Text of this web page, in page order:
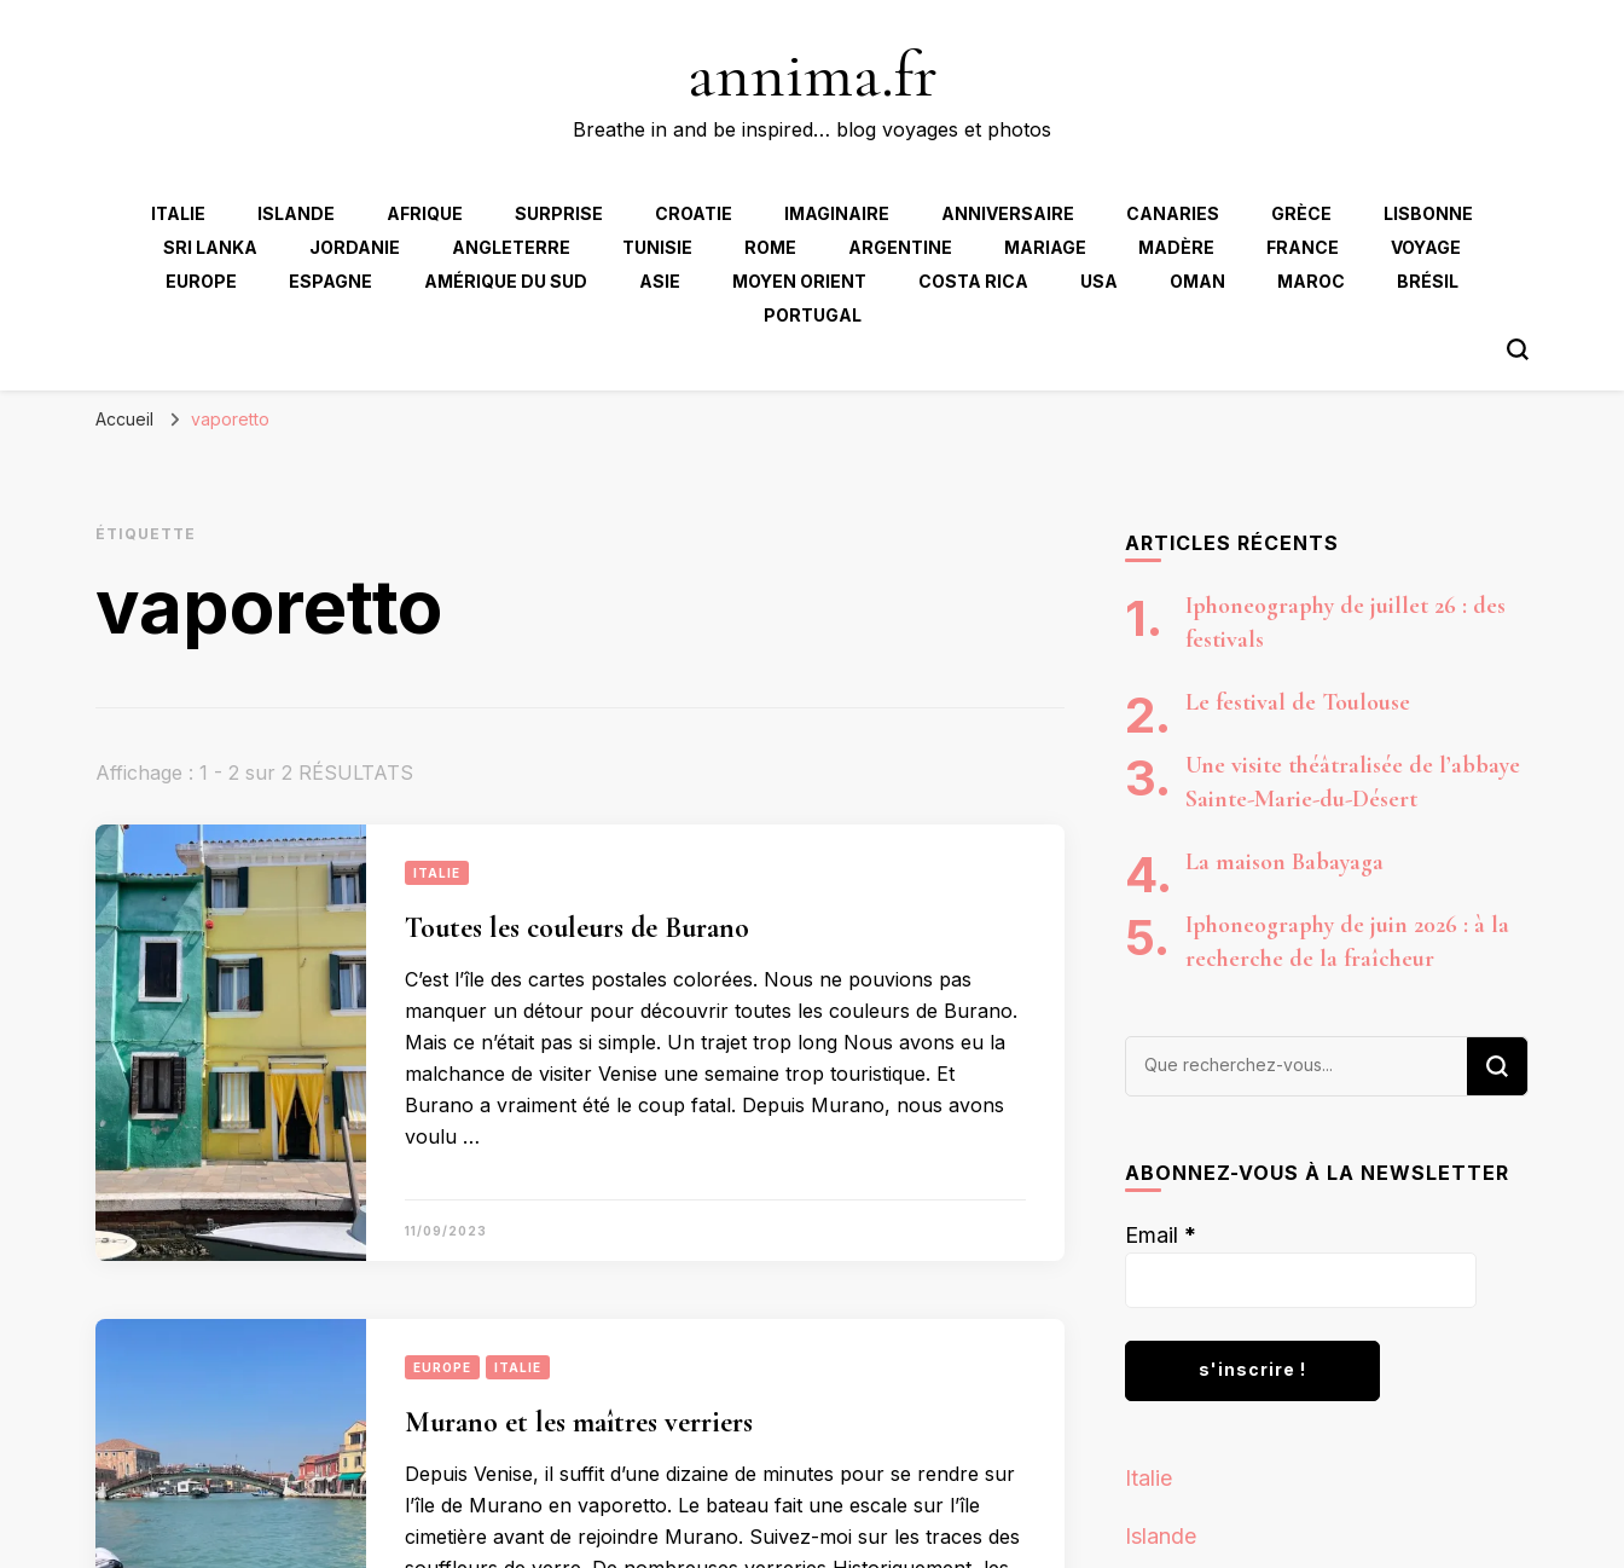
annima.fr
Breathe in and be inspired… blog voyages et photos
ITALIE ISLANDE AFRIQUE SURPRISE CROATIE IMAGINAIRE ANNIVERSAIRE CANARIES GRÈCE
LISBONNE
SRI LANKA
JORDANIE ANGLETERRE TUNISIE ROME ARGENTINE MARIAGE MADÈRE FRANCE
VOYAGE
EUROPE
ESPAGNE AMÉRIQUE DU SUD ASIE MOYEN ORIENT COSTA RICA USA OMAN MAROC
BRÉSIL
PORTUGAL
Accueil vaporetto
ÉTIQUETTE
vaporetto
Affichage : 1 - 2 sur 2 RÉSULTATS
ITALIE
Toutes les couleurs de Burano
C’est l’île des cartes postales colorées. Nous ne pouvions pas
manquer un détour pour découvrir toutes les couleurs de Burano.
Mais ce n’était pas si simple. Un trajet trop long Nous avons eu la
malchance de visiter Venise une semaine trop touristique. Et
Burano a vraiment été le coup fatal. Depuis Murano, nous avons
voulu …
11/09/2023
EUROPE ITALIE
Murano et les maîtres verriers
Depuis Venise, il suffit d’une dizaine de minutes pour se rendre sur
l’île de Murano en vaporetto. Le bateau fait une escale sur l’île
cimetière avant de rejoindre Murano. Suivez-moi sur les traces des
ARTICLES RÉCENTS
Iphoneography de juillet 26 : des
festivals
Le festival de Toulouse
Une visite théâtralisée de l’abbaye
Sainte-Marie-du-Désert
La maison Babayaga
Iphoneography de juin 2026 : à la
recherche de la fraîcheur
Vous
ABONNEZ-VOUS À LA NEWSLETTER
Email *
Italie
Islande